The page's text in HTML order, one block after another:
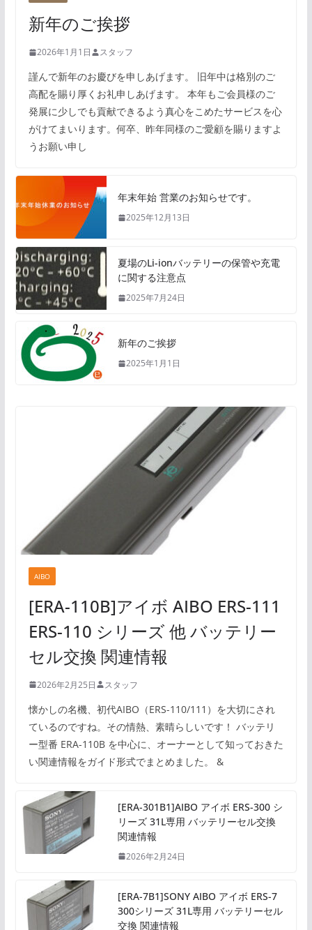
新年のご挨拶
2026年1月1日 スタッフ
謹んで新年のお慶びを申しあげます。 旧年中は格別のご
高配を賜り厚くお礼申しあげます。 本年もご会員様のご
発展に少しでも貢献できるよう真心をこめたサービスを心
がけてまいります。何卒、昨年同様のご愛顧を賜りますよ
うお願い申し
年末年始 営業のお知らせです。
2025年12月13日
夏場のLi-ionバッテリーの保管や充電
に関する注意点
2025年7月24日
新年のご挨拶
2025年1月1日
AIBO
[ERA-110B]アイボ AIBO ERS-111
ERS-110 シリーズ 他 バッテリー
セル交換 関連情報
2026年2月25日 スタッフ
懐かしの名機、初代AIBO（ERS-110/111）を大切にされ
ているのですね。その情熱、素晴らしいです！ バッテリ
ー型番 ERA-110B を中心に、オーナーとして知っておきた
い関連情報をガイド形式でまとめました。 &
[ERA-301B1]AIBO アイボ ERS-300 シ
リーズ 31L専用 バッテリーセル交換
関連情報
2026年2月24日
[ERA-7B1]SONY AIBO アイボ ERS-7
300シリーズ 31L専用 バッテリーセル
交換 関連情報